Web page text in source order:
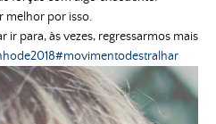
melhor por isso.
ir para, às vezes, regressarmos mais
#movimentodestralhar